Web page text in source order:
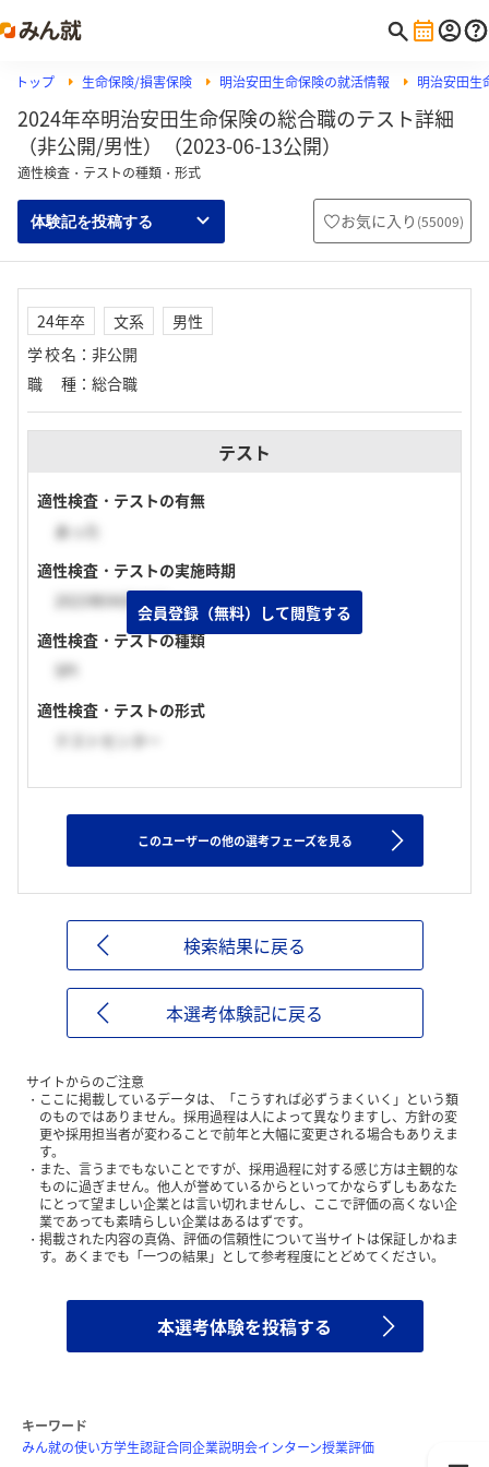
トップ 生命保険/損害保険 明治安田生命保険の就活情報 明治安田生
2024年卒明治安田生命保険の総合職のテスト詳細
（非公開/男性）（2023-06-13公開）
適性検査・テストの種類・形式
体験記を投稿する お気に入り (55009)
24年卒 文系
男性
学校名 ： 非公開
職種 ： 総合職
テスト
適性検査・テストの有無
あった
適性検査・テストの実施時期
2023年04月中旬
適性検査・テストの種類
SPI
適性検査・テストの形式
テストセンター
会員登録（無料）して閲覧する
このユーザーの他の選考フェーズを見る
検索結果に戻る
本選考体験記に戻る
サイトからのご注意
ここに掲載しているデータは、「こうすれば必ずうまくいく」という類
のものではありません。採用過程は人によって異なりますし、方針の変
更や採用担当者が変わることで前年と大幅に変更される場合もありえま
す。
また、言うまでもないことですが、採用過程に対する感じ方は主観的な
ものに過ぎません。他人が誉めているからといってかならずしもあなた
にとって望ましい企業とは言い切れませんし、ここで評価の高くない企
業であっても素晴らしい企業はあるはずです。
掲載された内容の真偽、評価の信頼性について当サイトは保証しかねま
す。あくまでも「一つの結果」として参考程度にとどめてください。
本選考体験を投稿する
キーワード
みん就の使い方学生認証合同企業説明会インターン授業評価